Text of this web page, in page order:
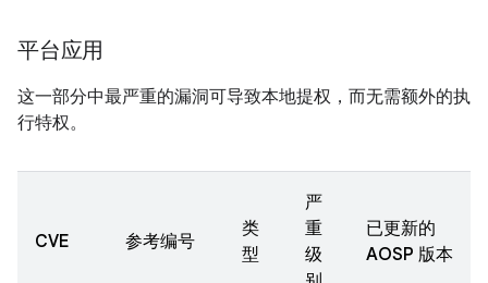
平台应用
这一部分中最严重的漏洞可导致本地提权，而无需额外的执
行特权。
CVE 参考编号
类
型
严
重
级
已更新的
AOSP 版本